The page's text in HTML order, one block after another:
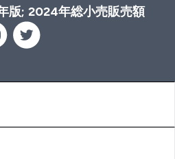
版; 2024年総小売販売額